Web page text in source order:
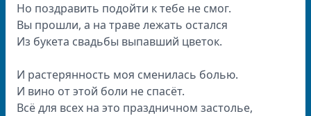
Но поздравить подойти к тебе не смог.
Вы прошли, а на траве лежать остался
Из букета свадьбы выпавший цветок.
И растерянность моя сменилась болью.
И вино от этой боли не спасёт.
Всё для всех на это праздничном застолье,